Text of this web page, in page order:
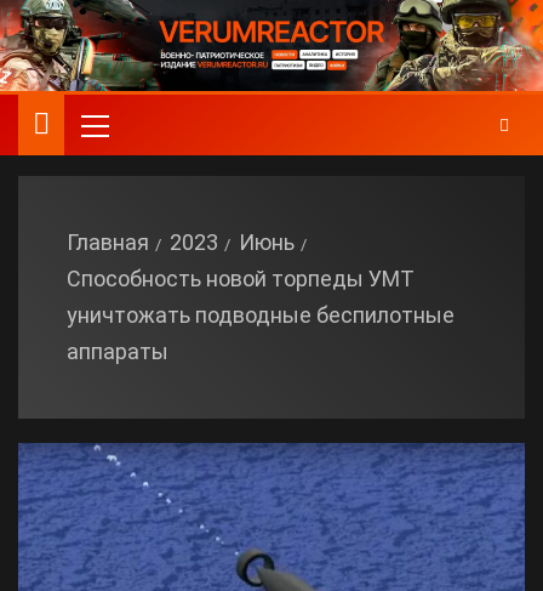
Главная 2023
Июнь
Способность новой торпеды УМТ
уничтожать подводные беспилотные
аппараты